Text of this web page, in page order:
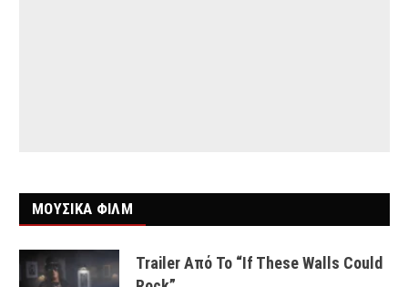
ΜΟΥΣΙΚΑ ΦΙΛΜ
Trailer Από Το “If These Walls Could